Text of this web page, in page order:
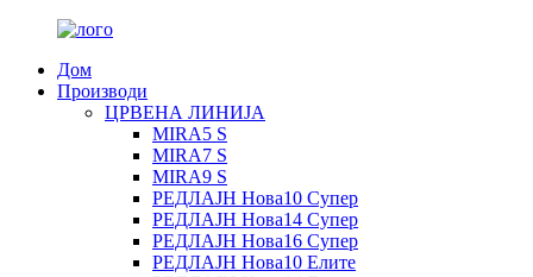
Дом
Производи
ЦРВЕНА ЛИНИЈА
MIRA5 S
MIRA7 S
MIRA9 S
РЕДЛАЈН Нова10 Супер
РЕДЛАЈН Нова14 Супер
РЕДЛАЈН Нова16 Супер
РЕДЛАЈН Нова10 Елите